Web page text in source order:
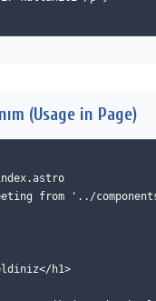
(Usage in Page)
from '../
h1>